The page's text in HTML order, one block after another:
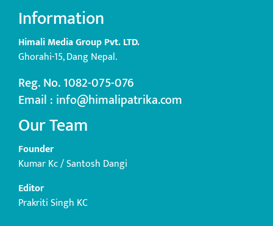
Information
Himali Media Group Pvt. LTD.
Ghorahi-15, Dang Nepal.
Reg. No. 1082-075-076
Email : info@himalipatrika.com
Our Team
Founder
Kumar Kc / Santosh Dangi
Editor
Prakriti Singh KC